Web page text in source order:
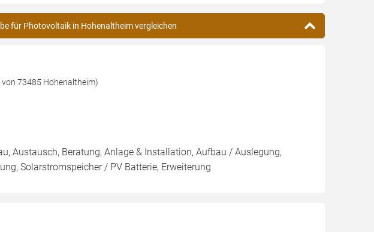
für Photovoltaik in Hohenaltheim vergleichen
von 73485 Hohenaltheim)
Austausch, Beratung, Anlage & Installation, Aufbau / Auslegung,
Solarstromspeicher / PV Batterie, Erweiterung